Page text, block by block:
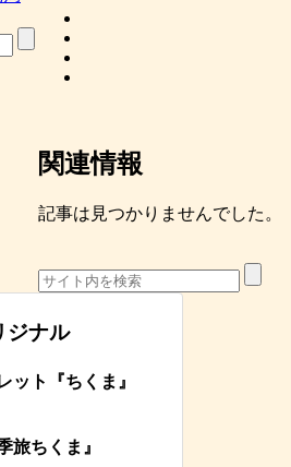
関連情報
記事は見つかりませんでした。
ジナル
ット 『ちくま 』
旅ちくま』